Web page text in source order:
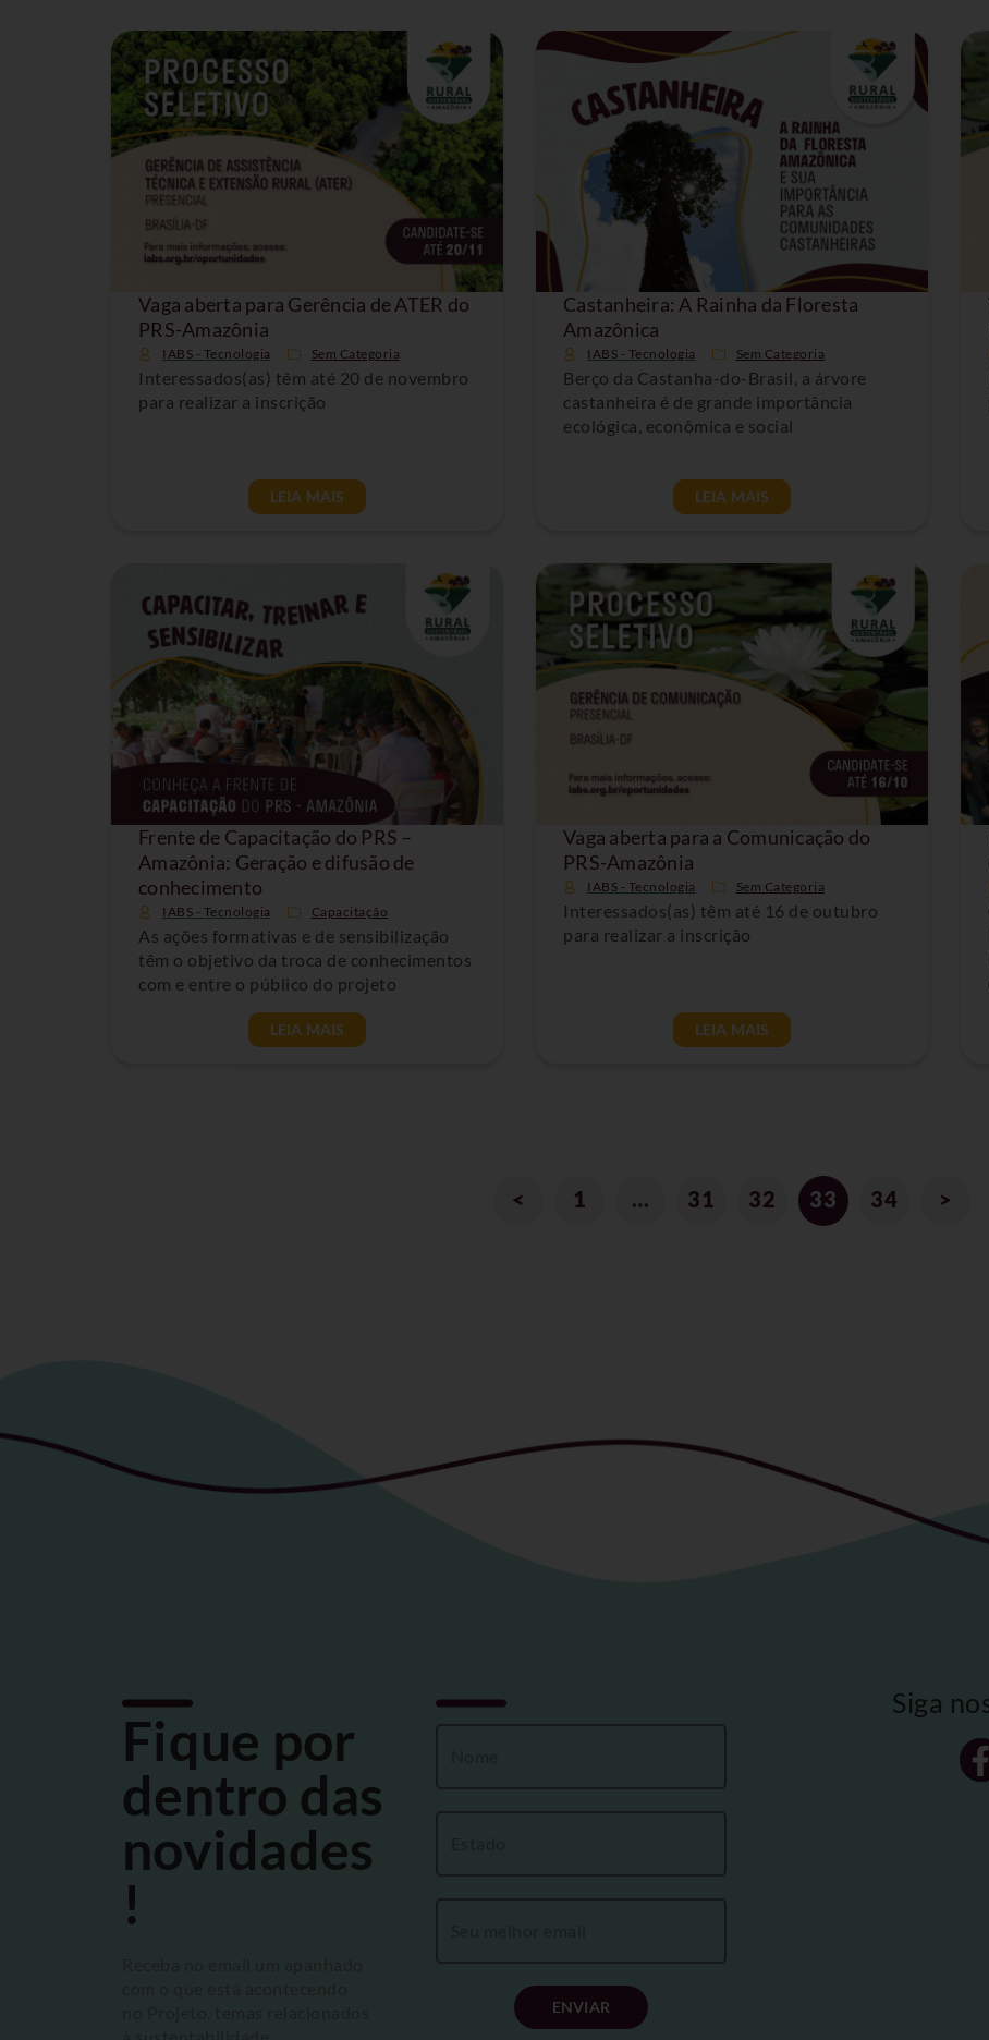
Vaga aberta para Gerência de ATER do
PRS-Amazônia
IABS - Tecnologia Sem Categoria
Interessados(as) têm até 20 de novembro
para realizar a inscrição
LEIA MAIS
Castanheira: A Rainha da Floresta
Amazônica
IABS - Tecnologia Sem Categoria
Berço da Castanha-do-Brasil, a árvore
castanheira é de grande importância
ecológica, econômica e social
LEIA MAIS
Frente de Capacitação do PRS –
Amazônia: Geração e difusão de
conhecimento
IABS - Tecnologia Capacitação
As ações formativas e de sensibilização
têm o objetivo da troca de conhecimentos
com e entre o público do projeto
LEIA MAIS
Vaga aberta para a Comunicação do
PRS-Amazônia
IABS - Tecnologia Sem Categoria
Interessados(as) têm até 16 de outubro
para realizar a inscrição
LEIA MAIS
< 1 … 31 32 33 34 >
Fique por
dentro das
novidades
!
ENVIAR
Siga